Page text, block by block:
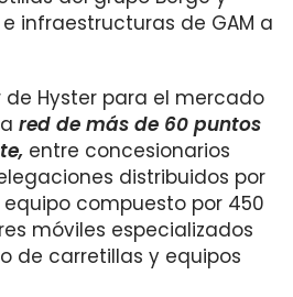
infraestructuras de GAM a
de Hyster para el mercado
red de más de 60 puntos
entre concesionarios
distribuidos por
compuesto por 450
móviles especializados
de carretillas y equipos